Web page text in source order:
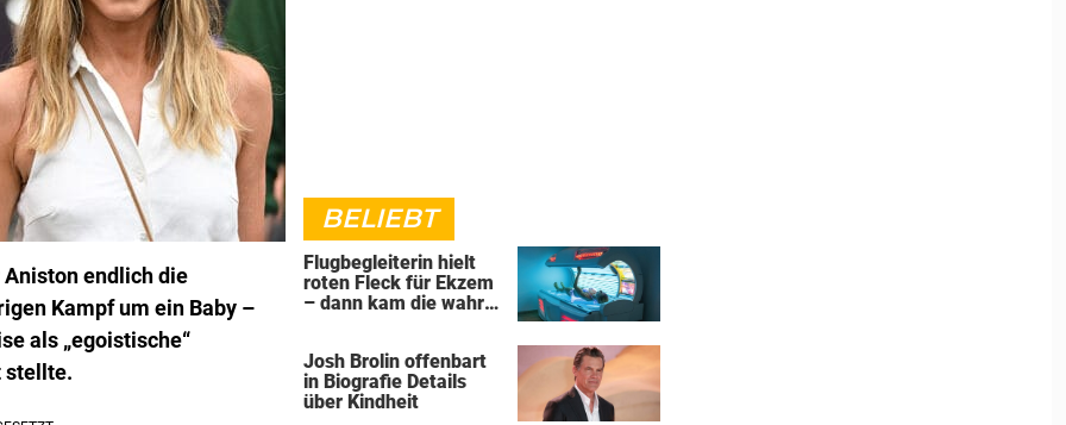
endlich die
Kampf um ein Baby –
als „egoistische“
stellte.
BELIEBT
Flugbegleiterin hielt
roten Fleck für Ekzem
– dann kam die wahre
Josh Brolin offenbart
in Biografie Details
über Kindheit